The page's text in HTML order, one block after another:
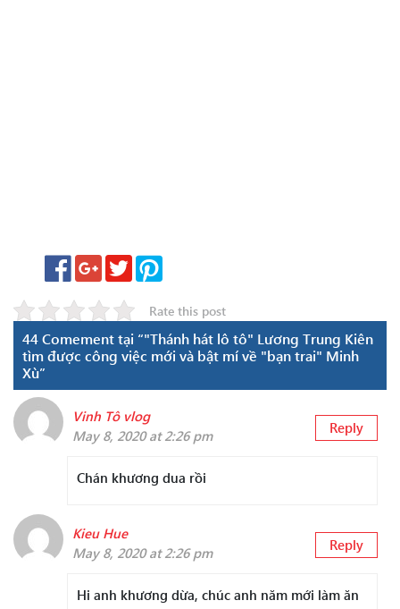
Rate this post
44 Comement tại “"Thánh hát lô tô" Lương Trung Kiên
tìm được công việc mới và bật mí về "bạn trai" Minh
Xù”
Vinh Tô vlog
May 8, 2020 at 2:26 pm
Reply
Chán khương dua rồi
Kieu Hue
May 8, 2020 at 2:26 pm
Reply
Hi anh khương dừa, chúc anh năm mới làm ăn